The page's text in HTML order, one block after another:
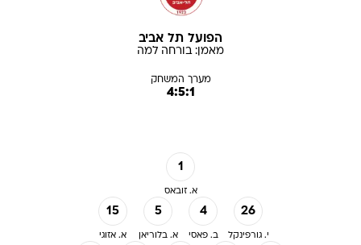
הפועל תל אביב
מאמן:בורחה למה
מערך המשחק
4:5:1
1
א. זובאס
15
א. אזוגי
5
א. בלוריאן
4
ב. פאסי
26
י. גורפינקל